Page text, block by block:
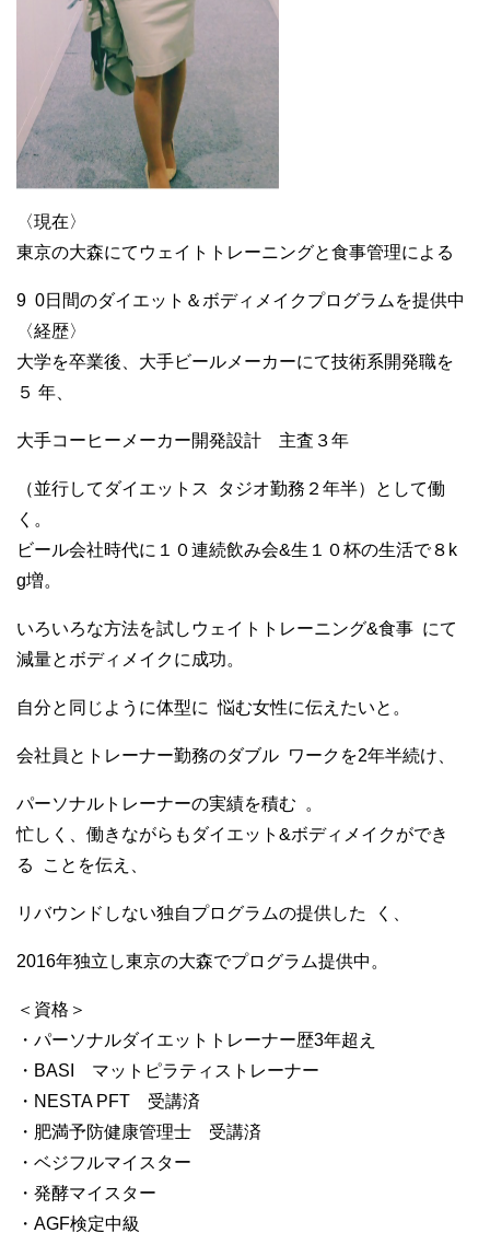
〈現在〉
東京の大森にてウェイトトレーニングと食事管理による
9 0日間のダイエット＆ボディメイクプログラムを提供中
〈経歴〉
大学を卒業後、大手ビールメーカーにて技術系開発職を
５ 年、
大手コーヒーメーカー開発設計 主査３年
（並行してダイエットス
タジオ勤務２年半）として働
く。
ビール会社時代に１０連続飲み会&生１０杯の生活で８k
g増。
いろいろな方法を試しウェイトトレーニング&食事 にて
減量とボディメイクに成功。
自分と同じように体型に悩む女性に伝えたいと。
会社員とトレーナー勤務のダブル ワークを2年半続け、
パーソナルトレーナーの実績を積む
。
忙しく、働きながらもダイエット&ボディメイクができ
る
ことを伝え、
リバウンドしない独自プログラムの提供した く、
2016年独立し東京の大森でプログラム提供中。
＜資格＞
・パーソナルダイエットトレーナー歴3年超え
・BASI マットピラティストレーナー
・NESTA PFT 受講済
・肥満予防健康管理士 受講済
・ベジフルマイスター
・発酵マイスター
・AGF検定中級